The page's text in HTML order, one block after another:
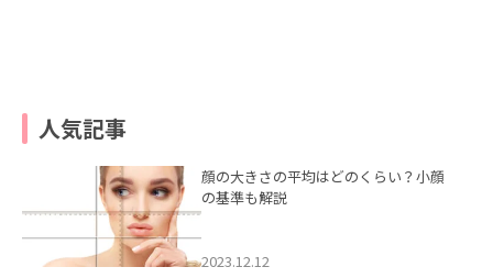
人気記事
顔の大きさの平均はどのくらい？小顔
の基準も解説
2023.12.12